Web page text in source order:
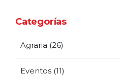
Categorías
Agraria (26)
Eventos (11)